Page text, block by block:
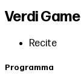
Verdi Game
Recite
Programma